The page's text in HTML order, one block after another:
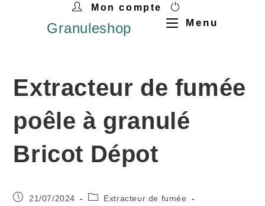
Mon compte
Granuleshop Menu
Extracteur de fumée
poêle à granulé
Bricot Dépot
21/07/2024
Extracteur de fumée